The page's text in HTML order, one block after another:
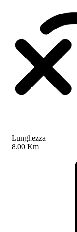
Lunghezza
8.00 Km